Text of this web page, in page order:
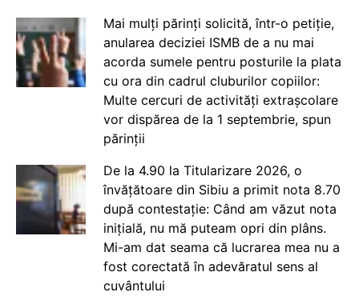
Mai mulți părinți solicită, într-o petiție,
anularea deciziei ISMB de a nu mai
acorda sumele pentru posturile la plata
cu ora din cadrul cluburilor copiilor:
Multe cercuri de activități extrașcolare
vor dispărea de la 1 septembrie, spun
părinții
De la 4.90 la Titularizare 2026, o
învățătoare din Sibiu a primit nota 8.70
după contestație: Când am văzut nota
inițială, nu mă puteam opri din plâns.
Mi-am dat seama că lucrarea mea nu a
fost corectată în adevăratul sens al
cuvântului